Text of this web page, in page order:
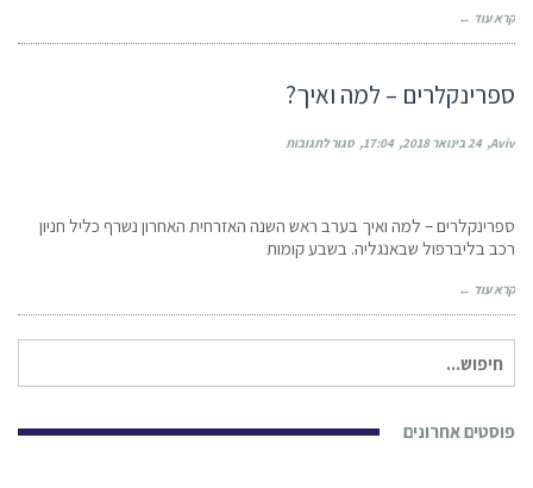
קרא עוד ←
ספרינקלרים – למה ואיך?
Aviv 24 בינואר 2018 17:04 סגור לתגובות
ואיך?
ספרינקלרים – למה ואיך בערב ראש השנה האזרחית האחרון נשרף כליל חניון
רכב בליברפול שבאנגליה. בשבע קומות
קרא עוד ←
עבור:
פוסטים אחרונים